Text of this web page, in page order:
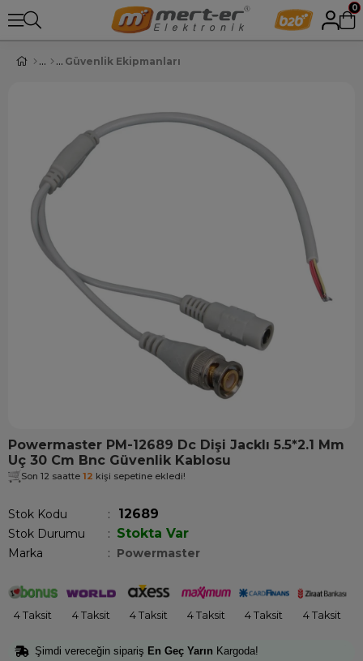
0
Güvenlik Ekipmanları
Powermaster PM-12689 Dc Dişi Jacklı 5.5*2.1 Mm
Uç 30 Cm Bnc Güvenlik Kablosu
Son 12 saatte 12 kişi sepetine ekledi!
Stok Kodu 12689
Stok Durumu : Stokta Var
Marka : Powermaster
4 Taksit 4 Taksit 4 Taksit 4 Taksit 4 Taksit 4 Taksit
Şimdi vereceğin sipariş En Geç Yarın Kargoda!